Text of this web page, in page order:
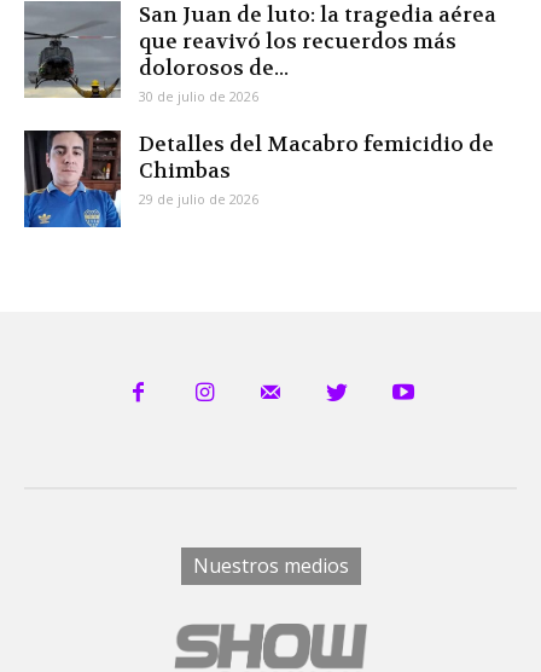
San Juan de luto: la tragedia aérea
que reavivó los recuerdos más
dolorosos de...
30 de julio de 2026
Detalles del Macabro femicidio de
Chimbas
29 de julio de 2026
Nuestros medios